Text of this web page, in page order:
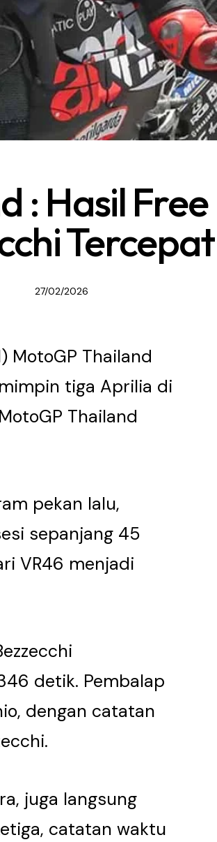
: Hasil
27/02/2026
MotoGP Thailand
tiga Aprilia di
Thailand
pekan lalu,
sepanjang 45
VR46 menjadi
detik. Pembalap
dengan catatan
juga langsung
catatan waktu